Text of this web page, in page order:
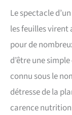
Le spectacle
les feuilles
pour de
d’être une
connu sous le
détresse de la
carence